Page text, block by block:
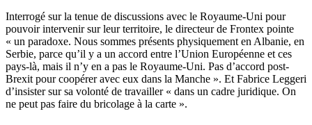
Interrogé sur la tenue de discussions avec le Royaume-Uni pour
pouvoir intervenir sur leur territoire, le directeur de Frontex pointe
« un paradoxe. Nous sommes présents physiquement en Albanie, en
Serbie, parce qu’il y a un accord entre l’Union Européenne et ces
pays-là, mais il n’y en a pas le Royaume-Uni. Pas d’accord post-
Brexit pour coopérer avec eux dans la Manche ». Et Fabrice Leggeri
d’insister sur sa volonté de travailler « dans un cadre juridique. On
ne peut pas faire du bricolage à la carte ».